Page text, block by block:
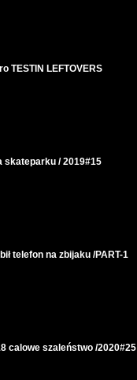
TESTIN LEFTOVERS
skateparku / 2019#15
telefon na zbijaku /PART-1
calowe szaleństwo /2020#25